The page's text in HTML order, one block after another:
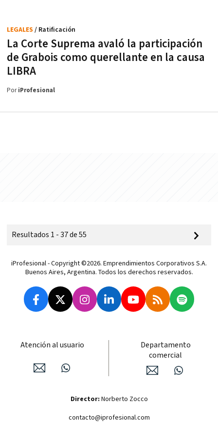
La Corte Suprema avaló la participación
de Grabois como querellante en la causa
LIBRA
LEGALES / Ratificación
PoriProfesional
Resultados 1 - 37 de 55
iProfesional - Copyright ©2026. Emprendimientos Corporativos S.A.
Buenos Aires, Argentina. Todos los derechos reservados.
Atención al usuario
Departamento
comercial
Director: Norberto Zocco
contacto@iprofesional.com